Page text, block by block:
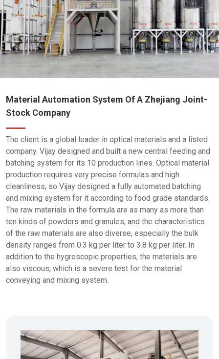
Material Automation System Of A Zhejiang Joint-
Stock Company
The client is a global leader in optical materials and a listed
company. Vijay designed and built a new central feeding and
batching system for its 10 production lines. Optical material
production requires very precise formulas and high
cleanliness, so Vijay designed a fully automated batching
and mixing system for it according to food grade standards.
The raw materials in the formula are as many as more than
ten kinds of powders and granules, and the characteristics
of the raw materials are also diverse, especially the bulk
density ranges from 0.3 kg per liter to 3.8 kg per liter. In
addition to the hygroscopic properties, the materials are
also viscous, which is a severe test for the material
conveying and mixing system.